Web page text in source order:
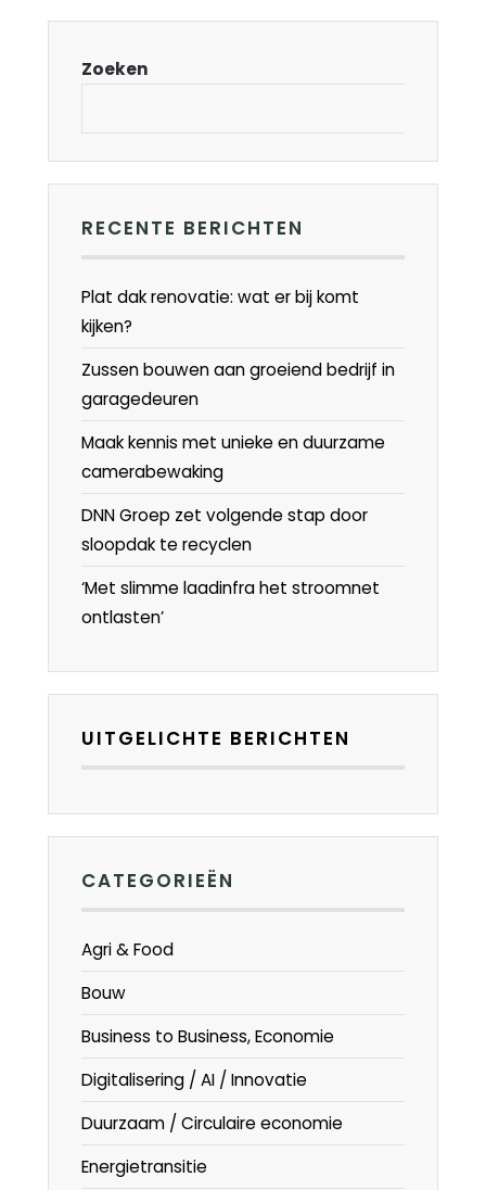
Zoeken
RECENTE BERICHTEN
Plat dak renovatie: wat er bij komt
kijken?
Zussen bouwen aan groeiend bedrijf in
garagedeuren
Maak kennis met unieke en duurzame
camerabewaking
DNN Groep zet volgende stap door
sloopdak te recyclen
‘Met slimme laadinfra het stroomnet
ontlasten’
UITGELICHTE BERICHTEN
CATEGORIEËN
Agri & Food
Bouw
Business to Business, Economie
Digitalisering / AI / Innovatie
Duurzaam / Circulaire economie
Energietransitie